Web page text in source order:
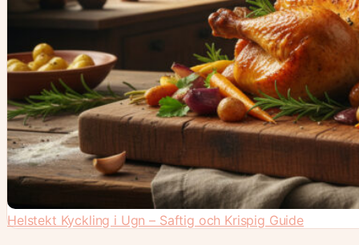
Helstekt Kyckling i Ugn – Saftig och Krispig Guide